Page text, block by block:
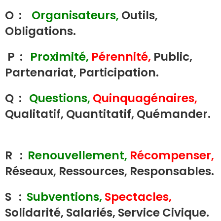
O : Organisateurs, Outils,
Obligations.
P : Proximité, Pérennité, Public,
Partenariat, Participation.
Q : Questions, Quinquagénaires,
Qualitatif, Quantitatif, Quémander.
R : Renouvellement, Récompenser,
Réseaux, Ressources, Responsables.
S : Subventions, Spectacles,
Solidarité, Salariés, Service Civique.